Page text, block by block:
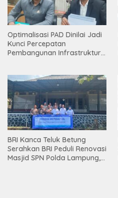
Optimalisasi PAD Dinilai Jadi
Kunci Percepatan
Pembangunan Infrastruktur
BRI Kanca Teluk Betung
Serahkan BRI Peduli Renovasi
Masjid SPN Polda Lampung,